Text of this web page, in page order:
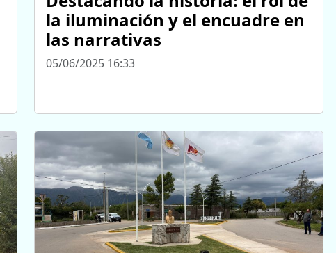
la iluminación y el encuadre en
las narrativas
05/06/2025 16:33